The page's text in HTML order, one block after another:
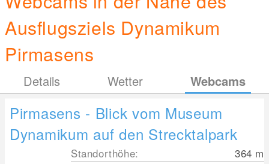
Ausflugsziels Dynamikum
Pirmasens
Details Wetter Webcams
Pirmasens - Blick vom Museum
Dynamikum auf den Strecktalpark
Standorthöhe: 364 m